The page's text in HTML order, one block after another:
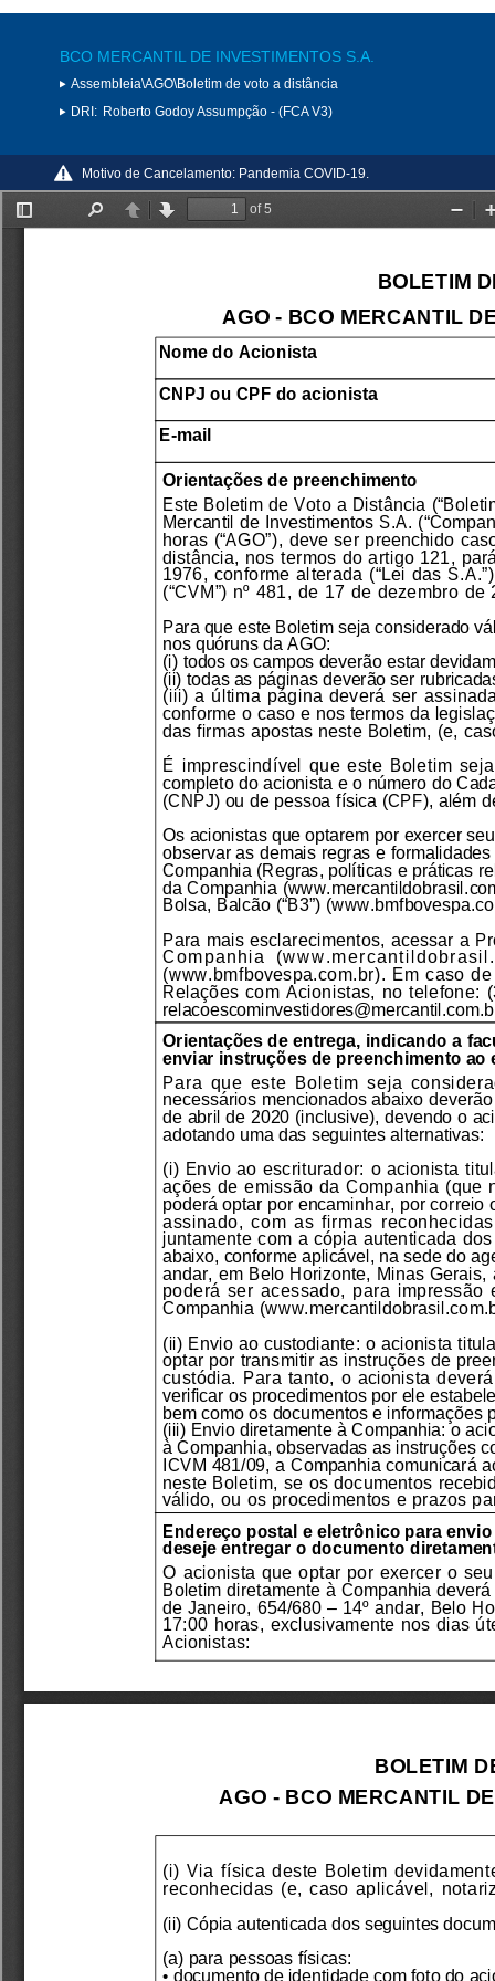
BCO MERCANTIL DE INVESTIMENTOS S.A.
Assembleia\AGO\Boletim de voto a distância
DRI: Roberto Godoy Assumpção - (FCA V3)
Motivo de Cancelamento: Pandemia COVID-19.